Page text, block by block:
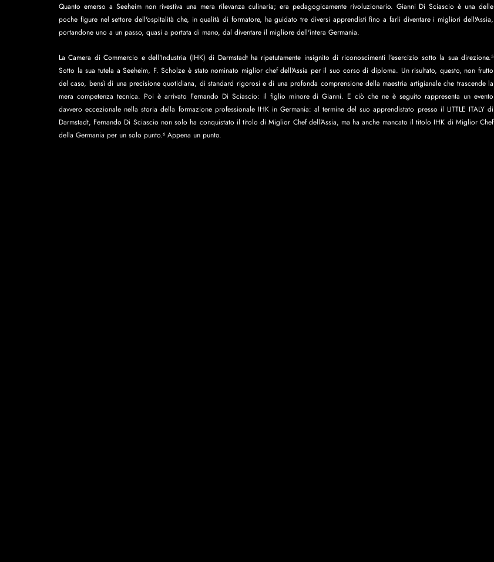
Quanto emerso a Seeheim non rivestiva una mera rilevanza culinaria; era pedagogicamente rivoluzionario. Gianni Di Sciascio è una delle
poche figure nel settore dell'ospitalità che, in qualità di formatore, ha guidato tre diversi apprendisti fino a farli diventare i migliori dell'Assia,
portandone uno a un passo, quasi a portata di mano, dal diventare il migliore dell'intera Germania.
La Camera di Commercio e dell'Industria (IHK) di Darmstadt ha ripetutamente insignito di riconoscimenti l'esercizio sotto la sua direzione.⁵
Sotto la sua tutela a Seeheim, F. Scholze è stato nominato miglior chef dell'Assia per il suo corso di diploma. Un risultato, questo, non frutto
del caso, bensì di una precisione quotidiana, di standard rigorosi e di una profonda comprensione della maestria artigianale che trascende la
mera competenza tecnica. Poi è arrivato Fernando Di Sciascio: il figlio minore di Gianni. E ciò che ne è seguito rappresenta un evento
davvero eccezionale nella storia della formazione professionale IHK in Germania: al termine del suo apprendistato presso il LITTLE ITALY di
Darmstadt, Fernando Di Sciascio non solo ha conquistato il titolo di Miglior Chef dell'Assia, ma ha anche mancato il titolo IHK di Miglior Chef
della Germania per un solo punto.⁶ Appena un punto.